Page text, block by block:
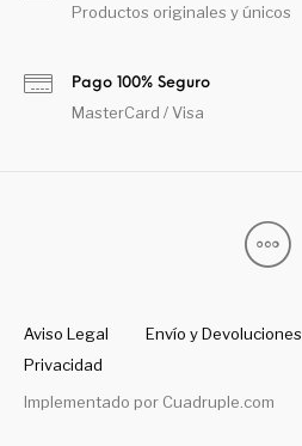
Productos originales y únicos
Pago 100% Seguro
MasterCard / Visa
Aviso Legal Envío y Devoluciones
Privacidad
Implementado por Cuadruple.com